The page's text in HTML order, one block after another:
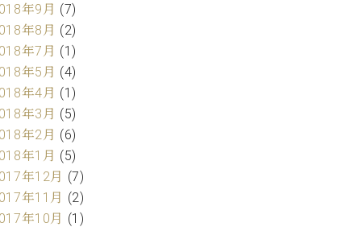
年9月 (7)
年8月 (2)
年7月 (1)
年5月 (4)
年4月 (1)
年3月 (5)
年2月 (6)
年1月 (5)
年12月 (7)
年11月 (2)
年10月 (1)